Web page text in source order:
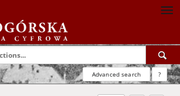
Advanced search ?